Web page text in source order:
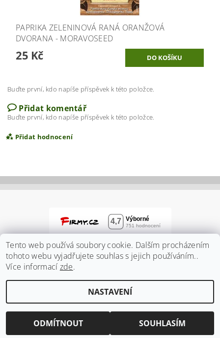
PAPRIKA ZELENINOVÁ RANÁ ORANŽOVÁ
DVORANA - MORAVOSEED
25 Kč
Buďte první, kdo napíše příspěvek k této položce.
Přidat komentář
Buďte první, kdo napíše příspěvek k této položce.
Přidat hodnocení
Vložením hodnocení souhlasíte spodmínkami
ochrany osobních údajů
2026 ©Zahradnidum.cz, všechna práva vyhrazena
Tento web používá soubory cookie. Dalším procházením
tohoto webu vyjadřujete souhlas s jejich používáním..
Více informací zde.
NASTAVENÍ
ODMÍTNOUT SOUHLASÍM